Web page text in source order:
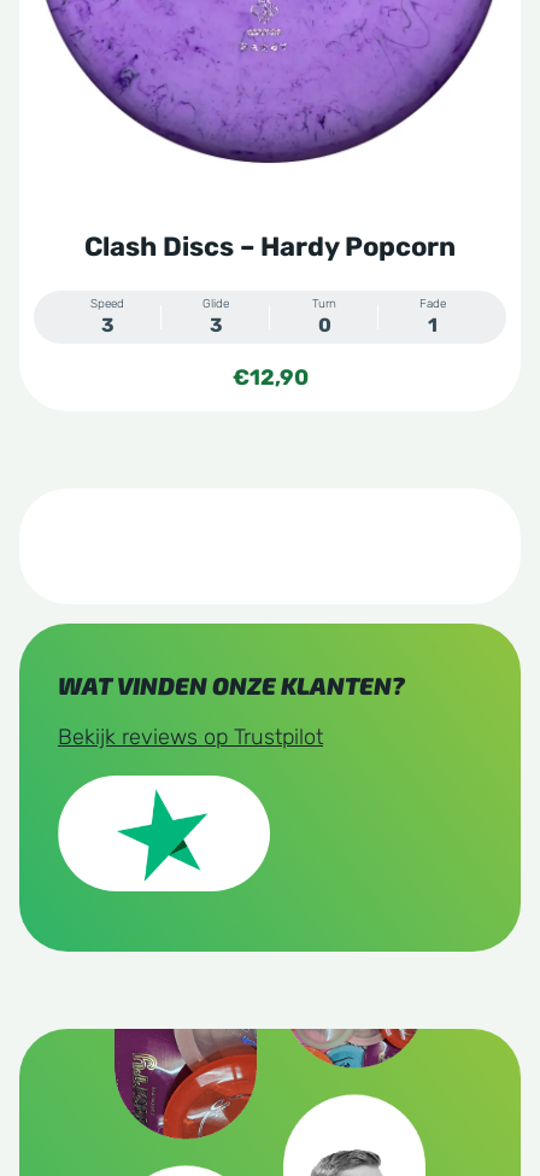
Discs
Clash Discs – Hardy Popcorn
Speed
3
Glide
3
Turn
0
Fade
1
€12,90
WAT VINDEN ONZE KLANTEN?
Bekijk reviews op Trustpilot